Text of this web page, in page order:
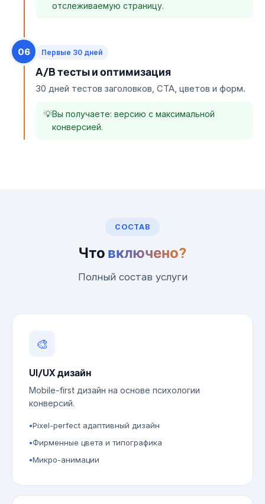
отслеживаемую страницу.
06 Первые 30 дней
A/B тесты и оптимизация
30 дней тестов заголовков, CTA, цветов и форм.
Вы получаете: версию с максимальной
конверсией.
СОСТАВ
Что включено?
Полный состав услуги
🎨
UI/UX дизайн
Mobile-first дизайн на основе психологии
конверсий.
Pixel-perfect адаптивный дизайн
Фирменные цвета и типографика
Микро-анимации